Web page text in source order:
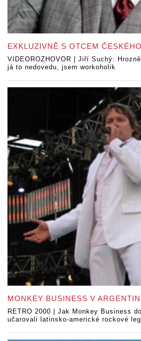
EXKLUZIVNĚ S OTCEM ČESKÉHO
VIDEOROZHOVOR | Jiří Suchý:
já to nedovedu, jsem workoholik
MONKEY BUSINESS V
RETRO 2000 | Jak Monkey Business
učarovali latinsko-americké rockové